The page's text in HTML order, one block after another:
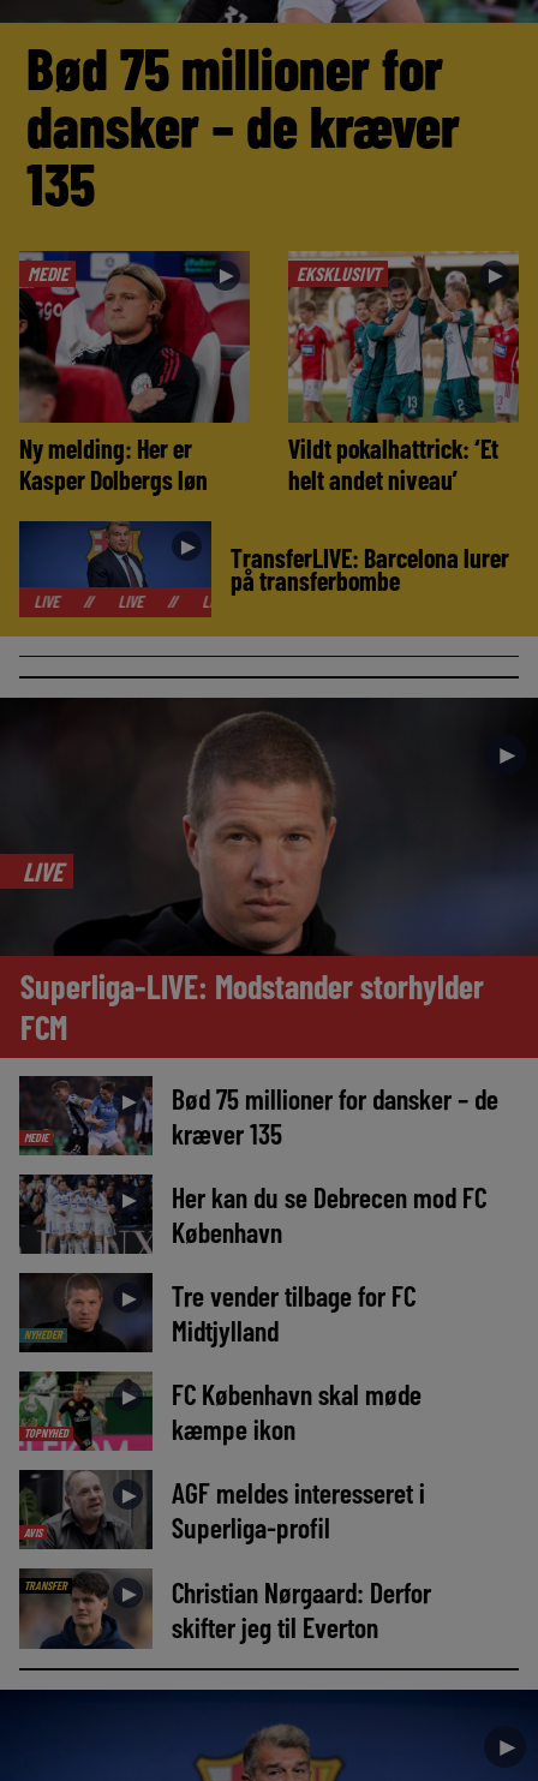
Bød 75 millioner for
dansker – de kræver
135
MEDIE ►
Ny melding: Her er
Kasper Dolbergs løn
EKSKLUSIVT ►
Vildt pokalhattrick: ‘Et
helt andet niveau’
►
LIVE // LIVE // LIVE
TransferLIVE: Barcelona lurer
på transferbombe
►
LIVE
Superliga-LIVE: Modstander storhylder
FCM
MEDIE
►
Bød 75 millioner for dansker – de
kræver 135
►
Her kan du se Debrecen mod FC
København
NYHEDER
►
Tre vender tilbage for FC
Midtjylland
TOPNYHED
►
FC København skal møde
kæmpe ikon
AVIS
►
AGF meldes interesseret i
Superliga-profil
TRANSFER ►
Christian Nørgaard: Derfor
skifter jeg til Everton
►